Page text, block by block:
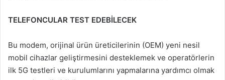
TELEFONCULAR TEST EDEBİLECEK
Bu modem, orijinal ürün üreticilerinin (OEM) yeni nesil
mobil cihazlar geliştirmesini desteklemek ve operatörlerin
ilk 5G testleri ve kurulumlarını yapmalarına yardımcı olmak